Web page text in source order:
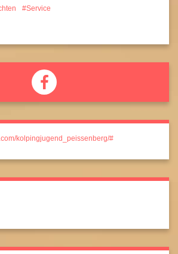
Service
kolpingjugend_peissenberg/#